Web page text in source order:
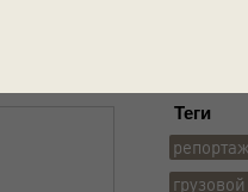
Теги
репортаж